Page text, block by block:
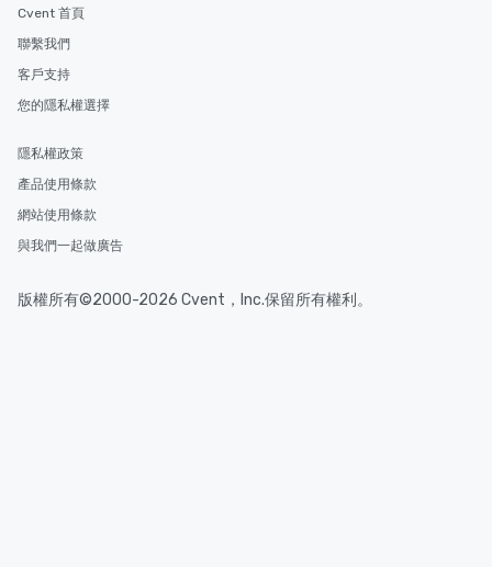
Cvent 首頁
聯繫我們
客戶支持
您的隱私權選擇
隱私權政策
產品使用條款
網站使用條款
與我們一起做廣告
版權所有©2000-2026 Cvent，Inc.保留所有權利。